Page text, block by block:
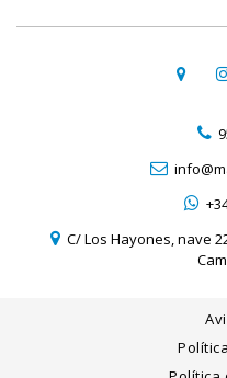
C/ Los Hayones, nave